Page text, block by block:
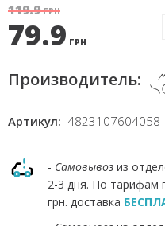
119.9ГРН
79.9 ГРН
Производитель:
Артикул: 4823107604058
- Самовывоз из
2-3 дня. По тарифам
грн. доставка